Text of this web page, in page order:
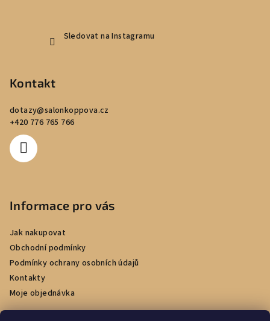
Sledovat na Instagramu
Kontakt
dotazy@salonkoppova.cz
+420 776 765 766
Informace pro vás
Jak nakupovat
Obchodní podmínky
Podmínky ochrany osobních údajů
Kontakty
Moje objednávka